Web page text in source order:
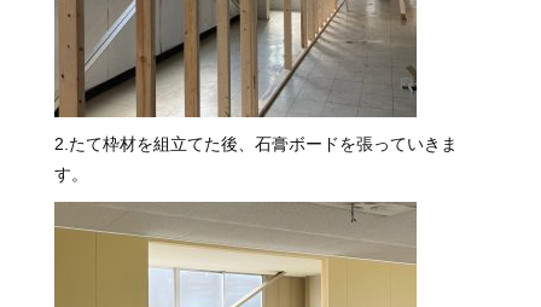
2.たて枠材を組立てた後、石膏ボードを張っていきま
す。